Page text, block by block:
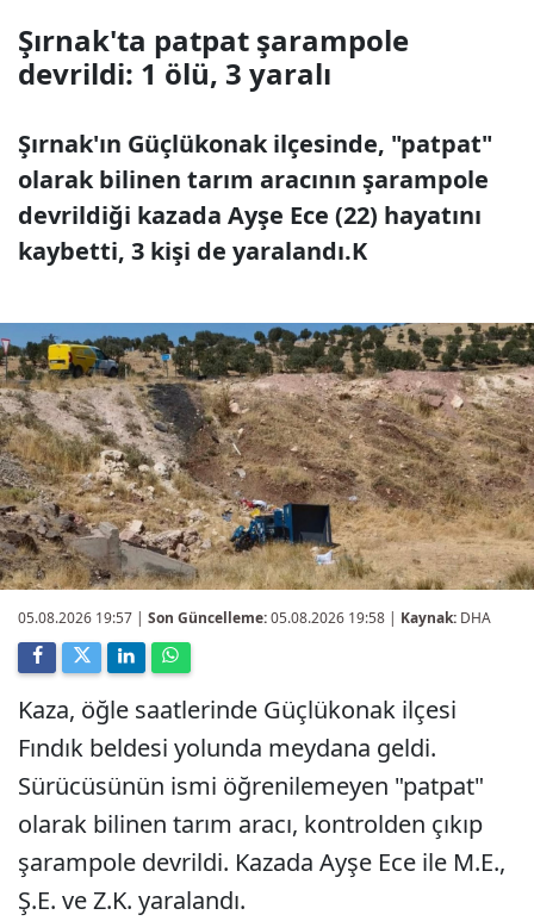
Şırnak'ta patpat şarampole
devrildi: 1 ölü, 3 yaralı
Şırnak'ın Güçlükonak ilçesinde, "patpat"
olarak bilinen tarım aracının şarampole
devrildiği kazada Ayşe Ece (22) hayatını
kaybetti, 3 kişi de yaralandı.K
05.08.2026 19:57 | Son Güncelleme:05.08.2026 19:58 | Kaynak: DHA
Kaza, öğle saatlerinde Güçlükonak ilçesi
Fındık beldesi yolunda meydana geldi.
Sürücüsünün ismi öğrenilemeyen "patpat"
olarak bilinen tarım aracı, kontrolden çıkıp
şarampole devrildi. Kazada Ayşe Ece ile M.E.,
Ş.E. ve Z.K. yaralandı.